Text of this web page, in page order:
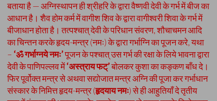
बताया है — अग्निस्थापन ही श्रीहरि के द्वारा वैष्णवी देवी के गर्भ में बीज का
आधान है। शैव होम कर्म में वागीश शिव के द्वारा वागीश्वरी शिवा के गर्भ में
बीजाधान होता है। तत्पश्चात् देवी के परिधान संवरण, शौचाचमन आदि
का चिन्तन करके हृदय-मन्त्र (नमः) के द्वारा गर्भाग्नि का पूजन करे, यथा
– ‘ॐ गर्भाग्नये नमः’पूजन के पश्चात् उस गर्भ की रक्षा के लिये भावना द्वारा
देवी के पाणिपल्लव में‘अस्त्राय फट्’बोलकर कुशा का कङ्कण बाँध दे।
फिर पूर्वोक्त मन्त्र से अथवा सद्योजात मन्त्र अग्नि की पूजा कर गर्भाधान
संस्कार के निमित्त हृदय-मन्त्र (हृदयाय नमः) से ही आहुतियाँ दे तृतीय